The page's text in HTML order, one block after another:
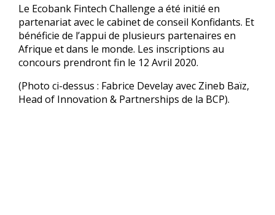
Le Ecobank Fintech Challenge a été initié en
partenariat avec le cabinet de conseil Konfidants. Et
bénéficie de l’appui de plusieurs partenaires en
Afrique et dans le monde. Les inscriptions au
concours prendront fin le 12 Avril 2020.
(Photo ci-dessus : Fabrice Develay avec Zineb Baïz,
Head of Innovation & Partnerships de la BCP).